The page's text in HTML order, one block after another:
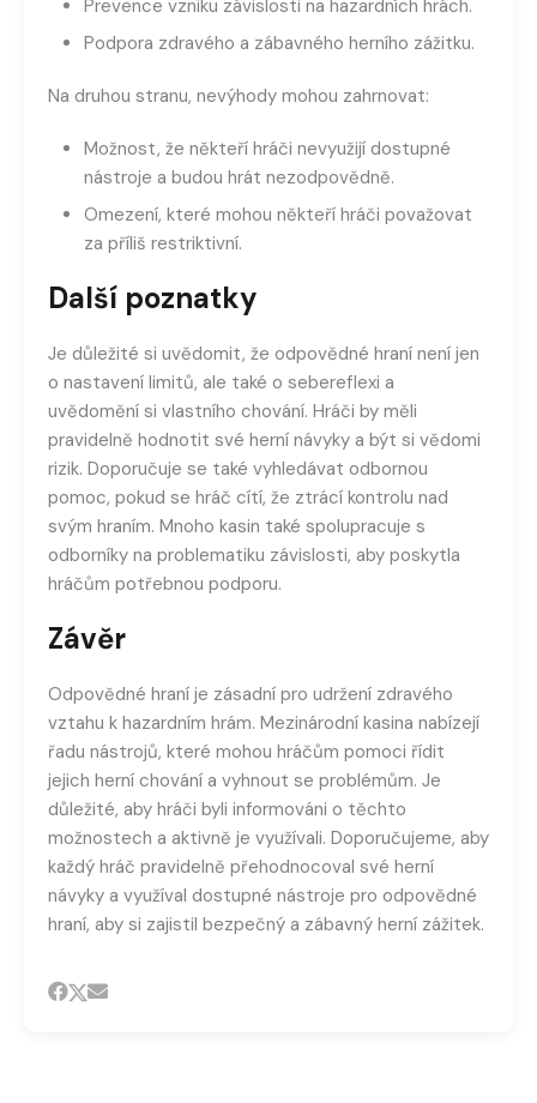
Prevence vzniku závislosti na hazardních hrách.
Podpora zdravého a zábavného herního zážitku.
Na druhou stranu, nevýhody mohou zahrnovat:
Možnost, že někteří hráči nevyužijí dostupné
nástroje a budou hrát nezodpovědně.
Omezení, které mohou někteří hráči považovat
za příliš restriktivní.
Další poznatky
Je důležité si uvědomit, že odpovědné hraní není jen
o nastavení limitů, ale také o sebereflexi a
uvědomění si vlastního chování. Hráči by měli
pravidelně hodnotit své herní návyky a být si vědomi
rizik. Doporučuje se také vyhledávat odbornou
pomoc, pokud se hráč cítí, že ztrácí kontrolu nad
svým hraním. Mnoho kasin také spolupracuje s
odborníky na problematiku závislosti, aby poskytla
hráčům potřebnou podporu.
Závěr
Odpovědné hraní je zásadní pro udržení zdravého
vztahu k hazardním hrám. Mezinárodní kasina nabízejí
řadu nástrojů, které mohou hráčům pomoci řídit
jejich herní chování a vyhnout se problémům. Je
důležité, aby hráči byli informováni o těchto
možnostech a aktivně je využívali. Doporučujeme, aby
každý hráč pravidelně přehodnocoval své herní
návyky a využíval dostupné nástroje pro odpovědné
hraní, aby si zajistil bezpečný a zábavný herní zážitek.